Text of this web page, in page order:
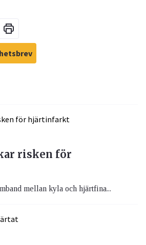
risken för
mellan kyla och hjärtfina...